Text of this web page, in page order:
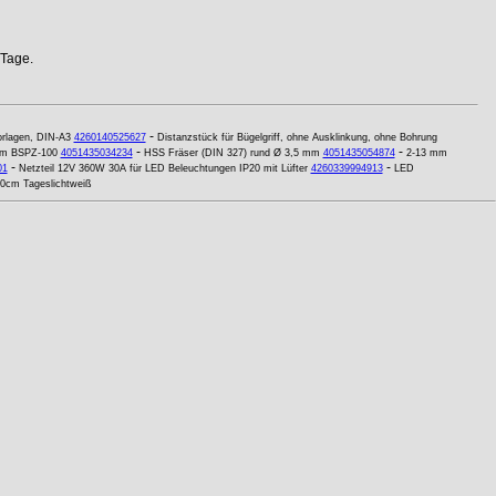
DIN-A3 4260140525627- Distanzstück für Bügelgriff, ohne Ausklinkung, ohne Bohrung
BSPZ-100 4051435034234- HSS Fräser (DIN 327) rund Ø 3,5 mm 4051435054874- 2-13 mm
- Netzteil 12V 360W 30A für LED Beleuchtungen IP20 mit Lüfter 4260339994913- LED
Tageslichtweiß